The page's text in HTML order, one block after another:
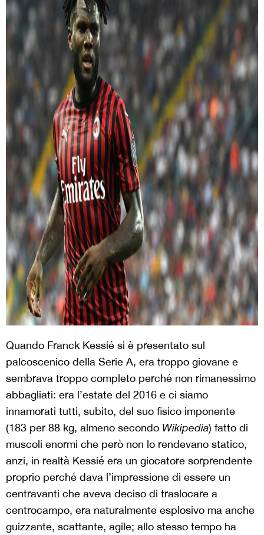
Quando Franck Kessié si è presentato sul
palcoscenico della Serie A, era troppo giovane e
sembrava troppo completo perché non rimanessimo
abbagliati: era l’estate del 2016 e ci siamo
innamorati tutti, subito, del suo fisico imponente
(183 per 88 kg, almeno secondo Wikipedia) fatto di
muscoli enormi che però non lo rendevano statico,
anzi, in realtà Kessié era un giocatore sorprendente
proprio perché dava l’impressione di essere un
centravanti che aveva deciso di traslocare a
centrocampo, era naturalmente esplosivo ma anche
guizzante, scattante, agile; allo stesso tempo ha